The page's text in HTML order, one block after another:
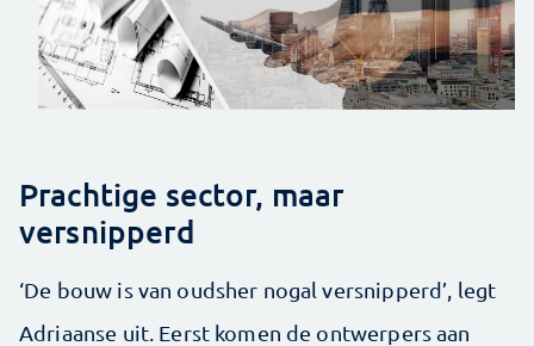
Prachtige sector, maar
versnipperd
‘De bouw is van oudsher nogal versnipperd’, legt
Adriaanse uit. Eerst komen de ontwerpers aan